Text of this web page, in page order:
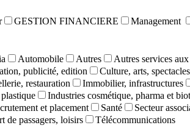
GESTION FINANCIERE Management
Automobile Autres Autres services
publicité, edition Culture, arts, spectacles
restauration Immobilier, infrastructures
Industries cosmétique, pharma et
et placement Santé Secteur
de passagers, loisirs Télécommunications